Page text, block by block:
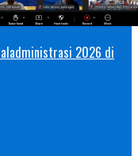
2026 di